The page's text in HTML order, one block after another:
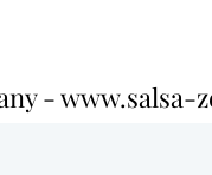
- www.salsa-